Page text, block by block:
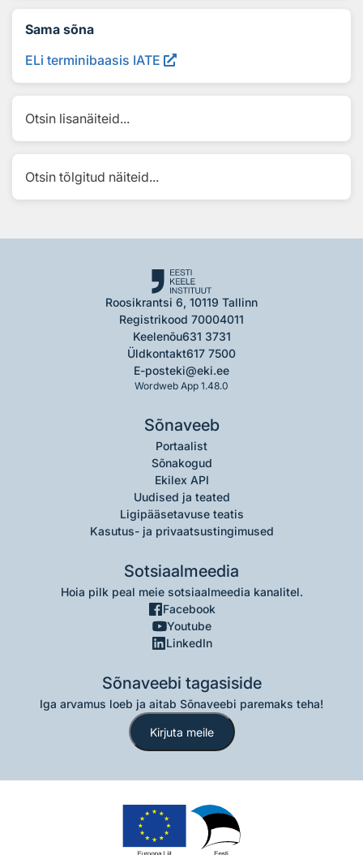
Sama sõna
ELi terminibaasis IATE
Otsin lisanäiteid...
Otsin tõlgitud näiteid...
Roosikrantsi 6, 10119 Tallinn
Registrikood 70004011
Keelenõu631 3731
Üldkontakt617 7500
E-posteki@eki.ee
Wordweb App 1.48.0
Sõnaveeb
Portaalist
Sõnakogud
Ekilex API
Uudised ja teated
Ligipääsetavuse teatis
Kasutus- ja privaatsustingimused
Sotsiaalmeedia
Hoia pilk peal meie sotsiaalmeedia kanalitel.
Facebook
Youtube
LinkedIn
Sõnaveebi tagasiside
Iga arvamus loeb ja aitab Sõnaveebi paremaks teha!
Kirjuta meile